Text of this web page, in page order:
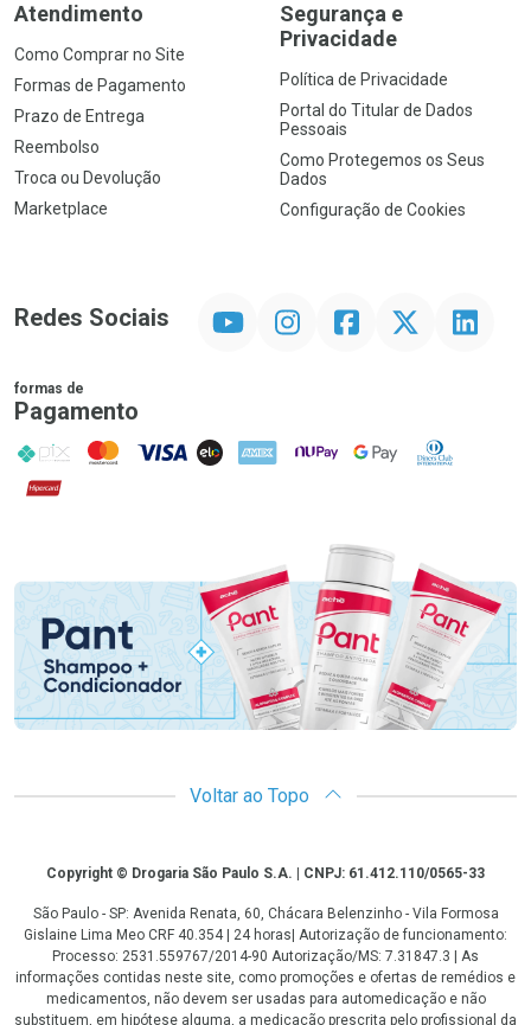
Atendimento
Como Comprar no Site
Formas de Pagamento
Prazo de Entrega
Reembolso
Troca ou Devolução
Marketplace
Segurança e
Privacidade
Política de Privacidade
Portal do Titular de Dados
Pessoais
Como Protegemos os Seus
Dados
Configuração de Cookies
Redes Sociais InstagramFacebookTwitter Linkedin
formas de
Pagamento
PIX MasterCard
VISA ELO AMEX NuPay Google PayDiners Club
Hipercard
Promoção em Destaque
Voltar ao Topo
CopyrightCopyright © Drogaria São Paulo S.A. | CNPJ: 61.412.110/0565-33
São Paulo - SP: Avenida Renata, 60, Chácara Belenzinho - Vila Formosa
Gislaine Lima Meo CRF 40.354 | 24 horas| Autorização de funcionamento:
Processo: 2531.559767/2014-90 Autorização/MS: 7.31847.3 | As
informações contidas neste site, como promoções e ofertas de remédios e
medicamentos, não devem ser usadas para automedicação e não
substituem, em hipótese alguma, a medicação prescrita pelo profissional da